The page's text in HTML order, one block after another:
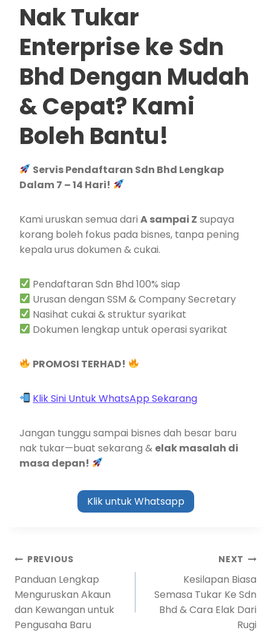
Nak Tukar
Enterprise ke Sdn
Bhd Dengan Mudah
& Cepat? Kami
Boleh Bantu!
Servis Pendaftaran Sdn Bhd Lengkap
Dalam 7 – 14 Hari!
Kami uruskan semua dari A sampai Z supaya
korang boleh fokus pada bisnes, tanpa pening
kepala urus dokumen & cukai.
Pendaftaran Sdn Bhd 100% siap
Urusan dengan SSM & Company Secretary
Nasihat cukai & struktur syarikat
Dokumen lengkap untuk operasi syarikat
PROMOSI TERHAD!
Klik Sini Untuk WhatsApp Sekarang
Jangan tunggu sampai bisnes dah besar baru
nak tukar—buat sekarang & elak masalah di
masa depan!
Klik untuk Whatsapp
PREVIOUS
Panduan Lengkap
Menguruskan Akaun
dan Kewangan untuk
Pengusaha Baru
NEXT
Kesilapan Biasa
Semasa Tukar Ke Sdn
Bhd & Cara Elak Dari
Rugi